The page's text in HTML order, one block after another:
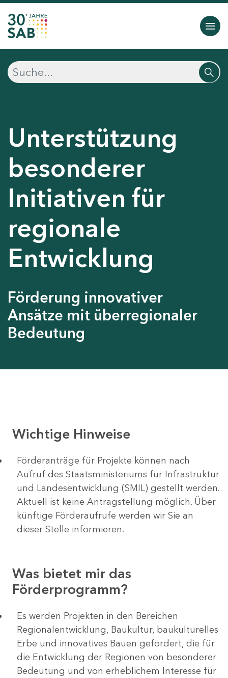
Unterstützung
besonderer
Initiativen für
regionale
Entwicklung
Förderung innovativer
Ansätze mit überregionaler
Bedeutung
Wichtige Hinweise
Förderanträge für Projekte können nach
Aufruf des Staatsministeriums für Infrastruktur
und Landesentwicklung (SMIL) gestellt werden.
Aktuell ist keine Antragstellung möglich. Über
künftige Förderaufrufe werden wir Sie an
dieser Stelle informieren.
Was bietet mir das
Förderprogramm?
Es werden Projekten in den Bereichen
Regionalentwicklung, Baukultur, baukulturelles
Erbe und innovatives Bauen gefördert, die für
die Entwicklung der Regionen von besonderer
Bedeutung und von erheblichem Interesse für